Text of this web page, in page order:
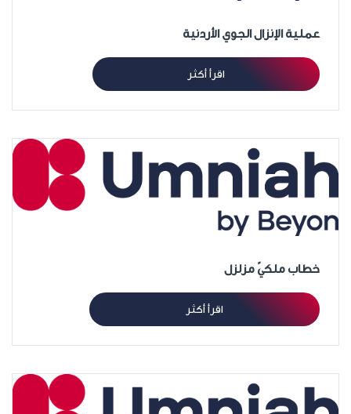
عملية الإنزال الجوي الأردنية
اقرأ أكثر
خطاب ملكيّ مزلزل
اقرأ أكثر